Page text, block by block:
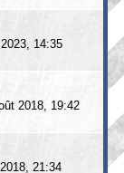
14:35
2018, 19:42
21:34